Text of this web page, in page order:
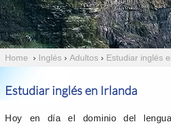
Home › Inglés › Adultos › Estudiar inglés
Estudiar inglés en Irlanda
Hoy en día el dominio del